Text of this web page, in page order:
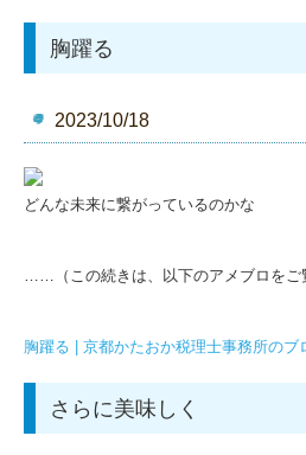
胸躍る
2023/10/18
どんな未来に繋がっているのかな
……（この続きは、以下のアメブロをご
胸躍る | 京都かたおか税理士事務所のブ
さらに美味しく